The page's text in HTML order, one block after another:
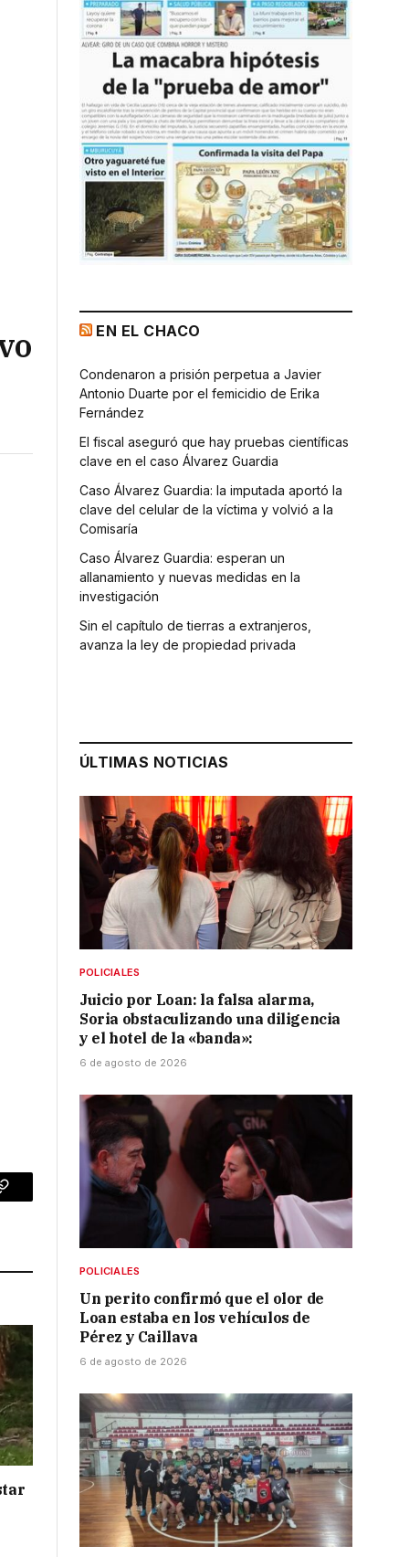
Copy
EN EL CHACO
Condenaron a prisión perpetua a Javier
Antonio Duarte por el femicidio de Erika
Fernández
El fiscal aseguró que hay pruebas científicas
clave en el caso Álvarez Guardia
Caso Álvarez Guardia: la imputada aportó la
clave del celular de la víctima y volvió a la
Comisaría
Caso Álvarez Guardia: esperan un
allanamiento y nuevas medidas en la
investigación
Sin el capítulo de tierras a extranjeros,
avanza la ley de propiedad privada
ÚLTIMAS NOTICIAS
POLICIALES
Juicio por Loan: la falsa alarma,
Soria obstaculizando una diligencia
y el hotel de la «banda»:
6 de agosto de 2026
POLICIALES
Un perito confirmó que el olor de
Loan estaba en los vehículos de
Pérez y Caillava
6 de agosto de 2026